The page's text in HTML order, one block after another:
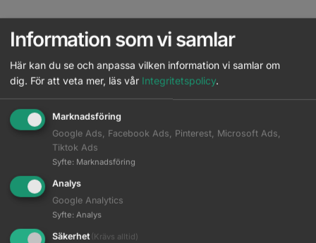
Oster 97 Cordless
Logga in för pris
Information som vi samlar
Här kan du se och anpassa vilken information vi samlar om
dig. För att veta mer, läs vår Integritetspolicy.
Marknadsföring
Google Ads, Facebook Ads, Pinterest, Microsoft Ads,
Tiktok Ads
Syfte: Marknadsföring
Analys
Google Analytics
Syfte: Analys
Säkerhet (Krävs alltid)